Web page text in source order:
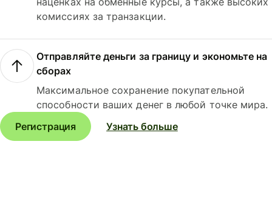
комиссиях за транзакции.
Отправляйте деньги за границу и экономьте на
сборах
Максимальное сохранение покупательной
способности ваших денег в любой точке мира.
Регистрация
Узнать больше